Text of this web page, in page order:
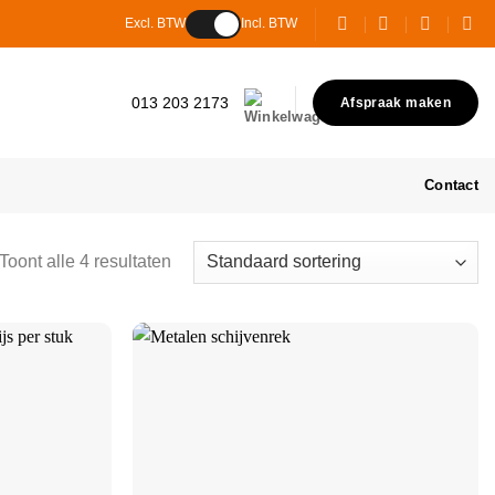
Excl. BTW Incl. BTW
013 203 2173 Afspraak maken
Contact
alle 4 resultaten